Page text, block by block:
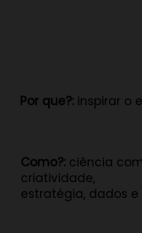
Por que?:inspirar o
Como?:ciência
criatividade,
estratégia, dados